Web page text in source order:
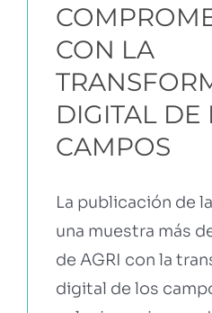
CON LA
DIGITAL DE
CAMPOS
La publicación de
una muestra más
de AGRI con la
digital de los